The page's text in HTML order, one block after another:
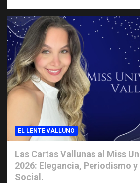
EL LENTE VALLUNO
Las Cartas Vallunas al Miss
2026: Elegancia, Periodismo
Social.